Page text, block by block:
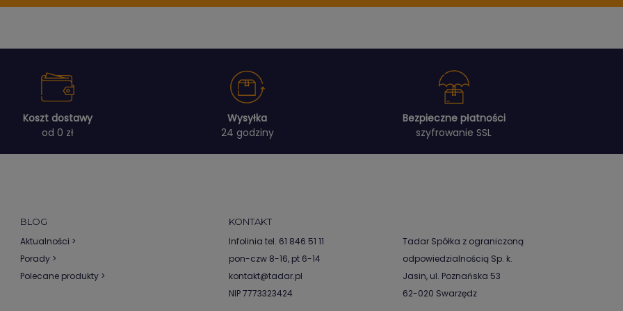
Koszt dostawy
od 0 zł
Wysyłka
24 godziny
Bezpieczne płatności
szyfrowanie SSL
BLOG
Aktualności >
Porady >
Polecane produkty >
KONTAKT
Infolinia tel. 61 846 51 11
pon-czw 8-16, pt 6-14
kontakt@tadar.pl
NIP 7773323424
Tadar Spółka z ograniczoną
odpowiedzialnością Sp. k.
Jasin, ul. Poznańska 53
62-020 Swarzędz